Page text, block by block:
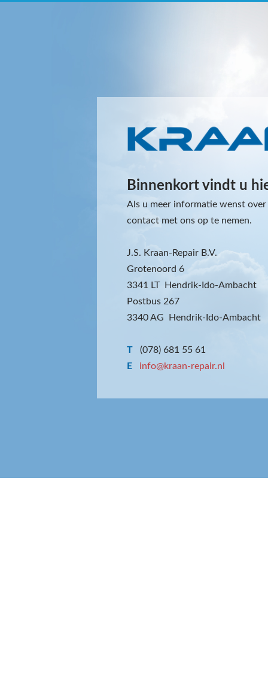
Binnenkort vindt u
Als u meer informatie wenst
contact met ons op te nemen.
J.S. Kraan-Repair B.V.
Grotenoord 6
3341 LT Hendrik-Ido-Ambacht
Postbus 267
3340 AG Hendrik-Ido-Ambacht
T
(078) 681 55 61
E
info@kraan-repair.nl